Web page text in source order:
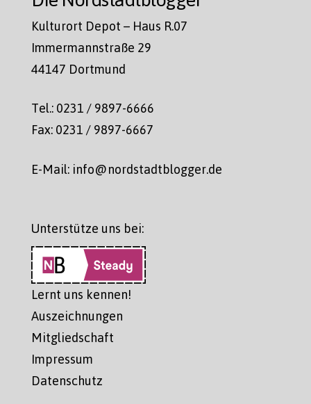
Kulturort Depot – Haus R.07
Immermannstraße 29
44147 Dortmund
Tel.: 0231 / 9897-6666
Fax: 0231 / 9897-6667
E-Mail: info@nordstadtblogger.de
Unterstütze uns bei:
Lernt uns kennen!
Auszeichnungen
Mitgliedschaft
Impressum
Datenschutz